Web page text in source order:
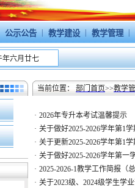
公示公告 | 教学建设 | 教学管理 |
六月廿七
当前位置： 部门首页>>教学
· 2026年专升本考试温馨提示
· 关于做好2025-2026学年第1
· 关于更新2025-2026学年第1
· 关于做好2025-2026学年第一
· 2025-2026-1教学工作简报（
· 关于2023级、2024级学生学